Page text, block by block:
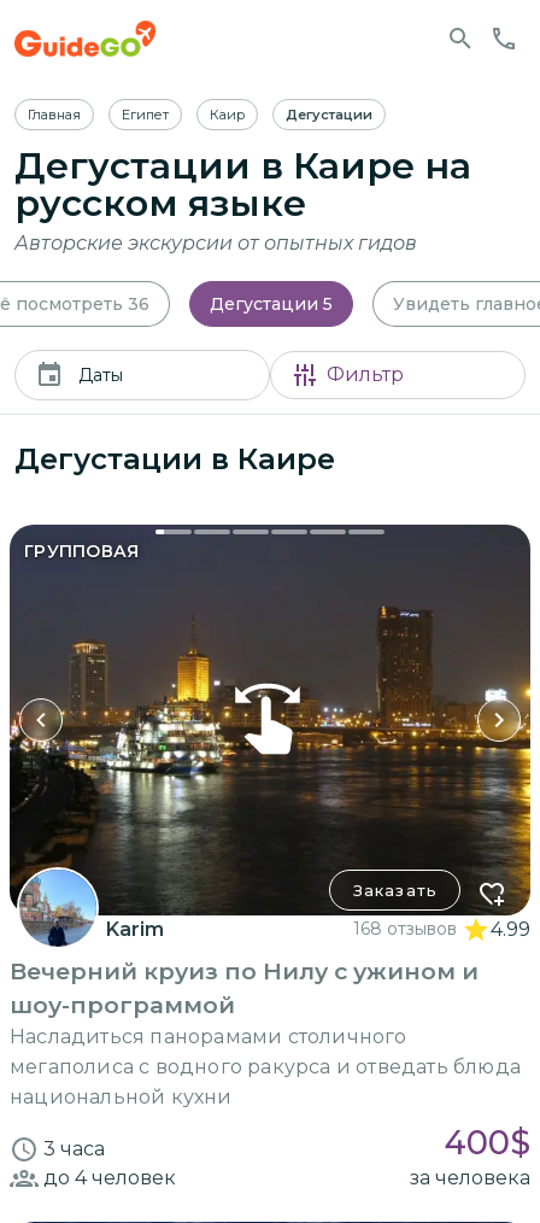
Главная Египет Каир Дегустации
Дегустации в Каире на
русском языке
Авторские экскурсии от опытных гидов
посмотреть 36 Дегустации 5 Увидеть
Даты Фильтр
Дегустации в Каире
ГРУППОВАЯ
Заказать
Karim 168 отзывов 4.99
Вечерний круиз по Нилу с ужином и
шоу-программой
Насладиться панорамами столичного
мегаполиса с водного ракурса и отведать блюда
национальной кухни
3 часа 400$
до 4человек за человека